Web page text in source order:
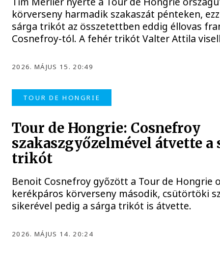
körverseny harmadik szakaszát pénteken,
sárga trikót az összetettben eddig éllovas
Cosnefroy-tól. A fehér trikót Valter Attila
2026. MÁJUS 15. 20:49
TOUR DE HONGRIE
Tour de Hongrie: Cosnefroy
szakaszgyőzelmével átvette a
trikót
Benoit Cosnefroy győzött a Tour de Hongrie
kerékpáros körverseny második, csütörtöki
sikerével pedig a sárga trikót is átvette.
2026. MÁJUS 14. 20:24